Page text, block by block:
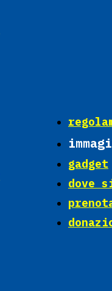
gadget
dove